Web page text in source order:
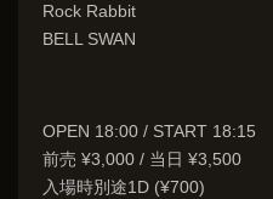
Rock Rabbit
BELL SWAN
OPEN 18:00 / START 18:15
前売 ¥3,000 / 当日 ¥3,500
入場時別途1D (¥700)